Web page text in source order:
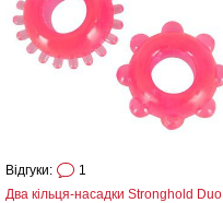
Два кільця-насадки Stronghold Duo
Відгуки: 1